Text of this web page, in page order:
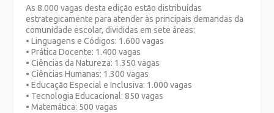
As 8.000 vagas desta edição estão distribuídas
estrategicamente para atender às principais demandas da
comunidade escolar, divididas em sete áreas:
• Linguagens e Códigos: 1.600 vagas
• Prática Docente: 1.400 vagas
• Ciências da Natureza: 1.350 vagas
• Ciências Humanas: 1.300 vagas
• Educação Especial e Inclusiva: 1.000 vagas
• Tecnologia Educacional: 850 vagas
• Matemática: 500 vagas